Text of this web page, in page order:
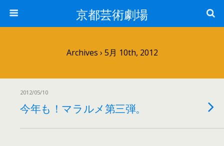
京都芸術劇場
Archives › 5月 10th, 2012
2012/05/10
今年も！マラルメ第三弾。